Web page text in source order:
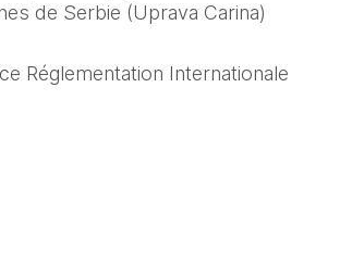
de Serbie (Uprava Carina)
Réglementation Internationale